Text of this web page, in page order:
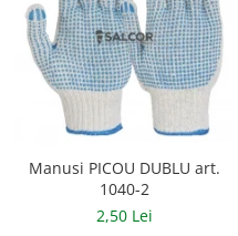
Manusi PICOU DUBLU art.
1040-2
2,50 Lei